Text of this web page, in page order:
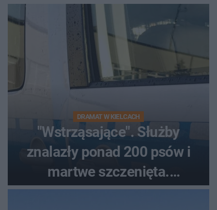
DRAMAT W KIELCACH
"Wstrząsające". Służby
znalazły ponad 200 psów i
martwe szczenięta.
Zatrzymano 35-latka